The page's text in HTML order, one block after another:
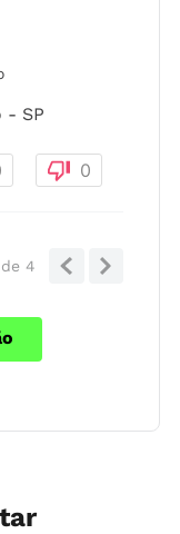
- SP
0
de 4